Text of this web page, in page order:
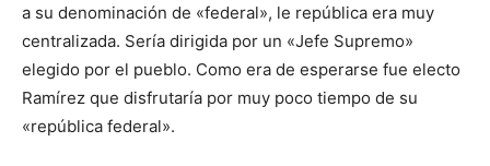
a su denominación de «federal», le república era muy
centralizada. Sería dirigida por un «Jefe Supremo»
elegido por el pueblo. Como era de esperarse fue electo
Ramírez que disfrutaría por muy poco tiempo de su
«república federal».